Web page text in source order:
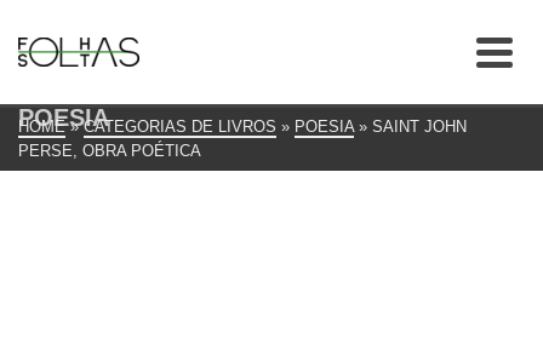
POESIA
HOME » CATEGORIAS DE LIVROS » POESIA » SAINT JOHN
PERSE, OBRA POÉTICA